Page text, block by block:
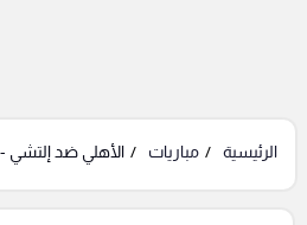
الرئيسية مباريات الأهلي ضد إلتشي -